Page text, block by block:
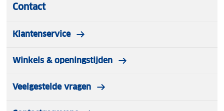
Contact
Klantenservice
Winkels & openingstijden
Veelgestelde vragen